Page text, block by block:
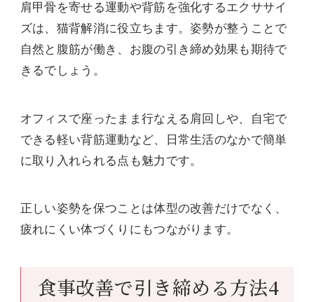
肩甲骨を寄せる運動や背筋を強化するエクササイ
ズは、猫背解消に役立ちます。姿勢が整うことで
自然と腹筋が働き、お腹の引き締め効果も期待で
きるでしょう。
オフィスで座ったまま行なえる肩回しや、自宅で
できる軽い背筋運動など、日常生活のなかで簡単
に取り入れられる点も魅力です。
正しい姿勢を保つことは体型の改善だけでなく、
疲れにくい体づくりにもつながります。
食事改善で引き締める方法4